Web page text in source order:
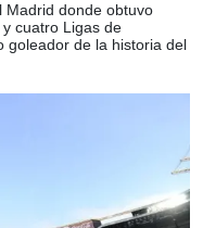
Madrid donde obtuvo
cuatro Ligas de
goleador de la historia del